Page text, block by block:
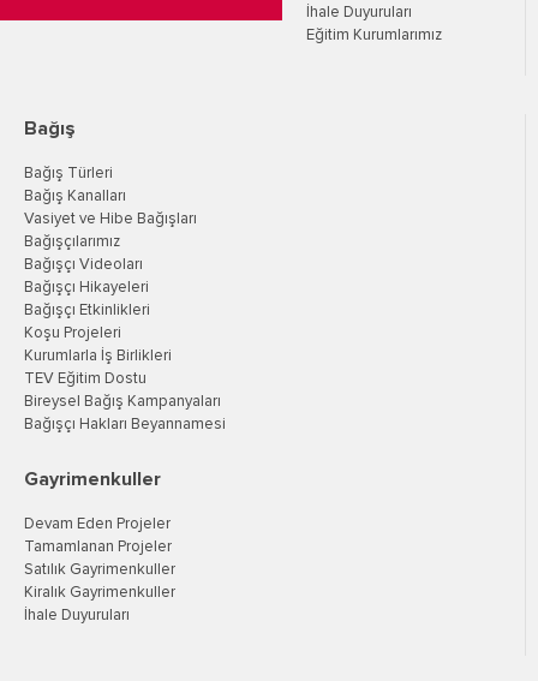
İhale Duyuruları
Eğitim Kurumlarımız
Bağış
Bağış Türleri
Bağış Kanalları
Vasiyet ve Hibe Bağışları
Bağışçılarımız
Bağışçı Videoları
Bağışçı Hikayeleri
Bağışçı Etkinlikleri
Koşu Projeleri
Kurumlarla İş Birlikleri
TEV Eğitim Dostu
Bireysel Bağış Kampanyaları
Bağışçı Hakları Beyannamesi
Gayrimenkuller
Devam Eden Projeler
Tamamlanan Projeler
Satılık Gayrimenkuller
Kiralık Gayrimenkuller
İhale Duyuruları